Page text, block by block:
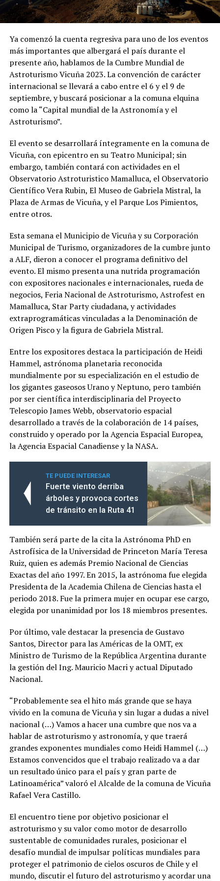
Ya comenzó la cuenta regresiva para uno de los eventos
más importantes que albergará el país durante el
presente año, hablamos de la Cumbre Mundial de
Astroturismo Vicuña 2023. La convención de carácter
internacional se llevará a cabo entre el 6 y el 9 de
septiembre, y buscará posicionar a la comuna elquina
como la “Capital mundial de la Astronomía y el
Astroturismo”.
El evento se desarrollará íntegramente en la comuna de
Vicuña, con epicentro en su Teatro Municipal; sin
embargo, también contará con actividades en el
Observatorio Astroturistico Mamalluca, el Observatorio
Científico Vera Rubin, El Museo de Gabriela Mistral, la
Plaza de Armas de Vicuña, y el Parque Los Pimientos,
entre otros.
Esta semana el Municipio de Vicuña y su Corporación
Municipal de Turismo, organizadores de la cumbre junto
a ALF, dieron a conocer el programa definitivo del
evento. El mismo presenta una nutrida programación
con expositores nacionales e internacionales, rueda de
negocios, Feria Nacional de Astroturismo, Astrofest en
Mamalluca, Star Party ciudadana, y actividades
extraprogramáticas vinculadas a la Denominación de
Origen Pisco y la figura de Gabriela Mistral.
Entre los expositores destaca la participación de Heidi
Hammel, astrónoma planetaria reconocida
mundialmente por su especialización en el estudio de
los gigantes gaseosos Urano y Neptuno, pero también
por ser científica interdisciplinaria del Proyecto
Telescopio James Webb, observatorio espacial
desarrollado a través de la colaboración de 14 países,
construido y operado por la Agencia Espacial Europea,
la Agencia Espacial Canadiense y la NASA.
TE PUEDE INTERESAR
Fuerte viento derriba
árboles y provoca cortes
de tránsito en la Ruta 41
También será parte de la cita la Astrónoma PhD en
Astrofísica de la Universidad de Princeton María Teresa
Ruiz, quien es además Premio Nacional de Ciencias
Exactas del año 1997. En 2015, la astrónoma fue elegida
Presidenta de la Academia Chilena de Ciencias hasta el
periodo 2018. Fue la primera mujer en ocupar ese cargo,
elegida por unanimidad por los 18 miembros presentes.
Por último, vale destacar la presencia de Gustavo
Santos, Director para las Américas de la OMT, ex
Ministro de Turismo de la República Argentina durante
la gestión del Ing. Mauricio Macri y actual Diputado
Nacional.
“Probablemente sea el hito más grande que se haya
vivido en la comuna de Vicuña y sin lugar a dudas a nivel
nacional (…) Vamos a hacer una cumbre que nos va a
hablar de astroturismo y astronomía, y que traerá
grandes exponentes mundiales como Heidi Hammel (…)
Estamos convencidos que el trabajo realizado va a dar
un resultado único para el país y gran parte de
Latinoamérica” valoró el Alcalde de la comuna de Vicuña
Rafael Vera Castillo.
El encuentro tiene por objetivo posicionar el
astroturismo y su valor como motor de desarrollo
sustentable de comunidades rurales, posicionar el
desafío mundial de impulsar políticas mundiales para
proteger el patrimonio de cielos oscuros de Chile y el
mundo, discutir el futuro del astroturismo y acordar una